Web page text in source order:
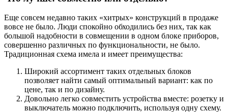
Еще совсем недавно таких «хитрых» конструкций в продаже
вовсе не было. Люди спокойно обходились без них, так как
большой надобности в совмещении в одном блоке приборов,
совершенно различных по функциональности, не было.
Традиционная схема имела и имеет преимущества:
Широкий ассортимент таких отдельных блоков
позволяет найти самый оптимальный вариант: как по
цене, так и по дизайну.
Довольно легко совместить устройства вместе: розетку и
выключатель можно подключить, используя одну схему.